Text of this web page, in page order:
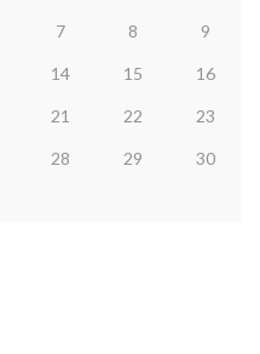
7 8 9
14 15 16
21 22 23
28 29 30